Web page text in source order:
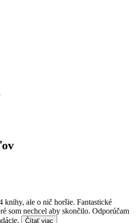
knihy, ale o nič horšie. Fantastické
som nechcel aby skončilo. Odporúčam
Čítať viac